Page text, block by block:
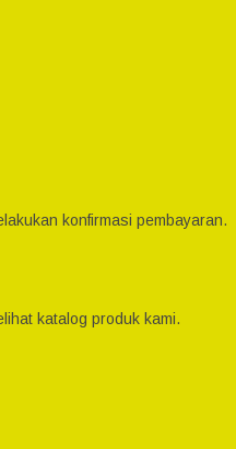
konfirmasi pembayaran.
katalog produk kami.